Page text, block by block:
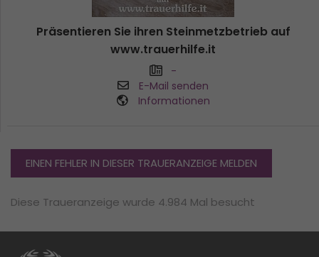
Präsentieren Sie ihren Steinmetzbetrieb auf
www.trauerhilfe.it
-
E-Mail senden
Informationen
EINEN FEHLER IN DIESER TRAUERANZEIGE MELDEN
Diese Traueranzeige wurde 4.984 Mal besucht